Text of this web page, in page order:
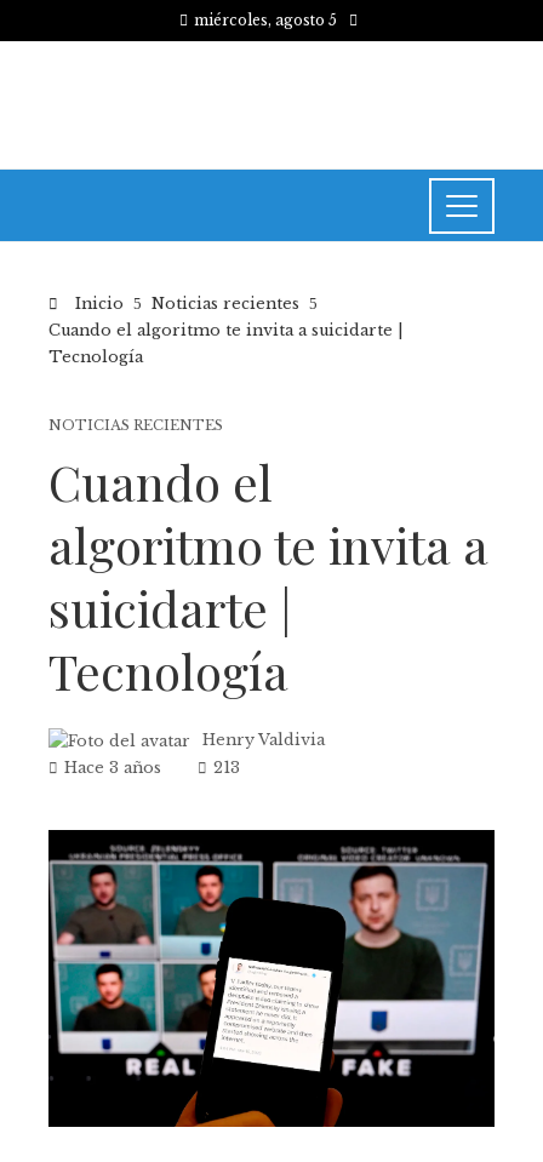
miércoles, agosto 5
Inicio
Noticias recientes
Cuando el algoritmo te invita a suicidarte |
Tecnología
NOTICIAS RECIENTES
Cuando el
algoritmo te invita a
suicidarte |
Tecnología
Henry Valdivia
Hace 3 años
213